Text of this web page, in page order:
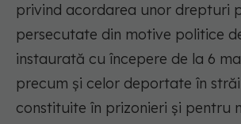
privind acordarea unor drepturi
persecutate din motive politice
instaurată cu începere de la 6
precum şi celor deportate în
constituite în prizonieri şi pentru